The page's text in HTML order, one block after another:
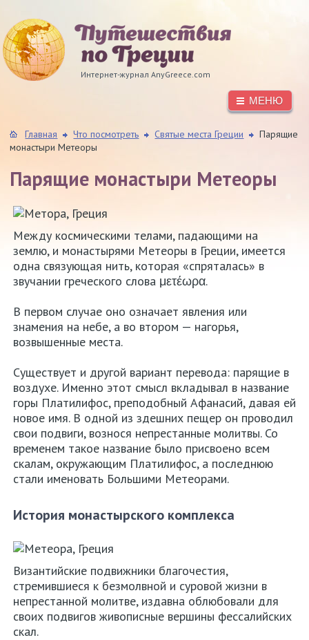
Интернет-журнал AnyGreece.com
МЕНЮ
Главная Что посмотреть Святые места Греции
Парящие
монастыри Метеоры
Парящие монастыри Метеоры
Между космическими телами, падающими на
землю, и монастырями Метеоры в Греции, имеется
одна связующая нить, которая «спряталась» в
звучании греческого слова μετέωρα.
В первом случае оно означает явления или
знамения на небе, а во втором — нагорья,
возвышенные места.
Существует и другой вариант перевода: парящие в
воздухе. Именно этот смысл вкладывал в название
горы Платилифос, преподобный Афанасий, давая ей
новое имя. В одной из здешних пещер он проводил
свои подвиги, вознося непрестанные молитвы. Со
временем такое название было присвоено всем
скалам, окружающим Платилифос, а последнюю
стали именовать Большими Метеорами.
История монастырского комплекса
Византийские подвижники благочестия,
стремившиеся к безмолвной и суровой жизни в
непрестанной молитве, издавна облюбовали для
своих подвигов живописные вершины фессалийских
скал.